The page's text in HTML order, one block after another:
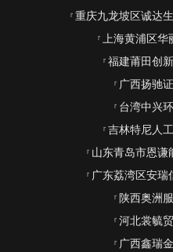
重庆九龙坡区诚达
上海黄浦区华
福建莆田创
广西扬驰
台湾中兴
吉林特尼人
山东青岛市恩谦
广东荔湾区安瑞
陕西奥洲
河北裳毓
广西鑫瑞